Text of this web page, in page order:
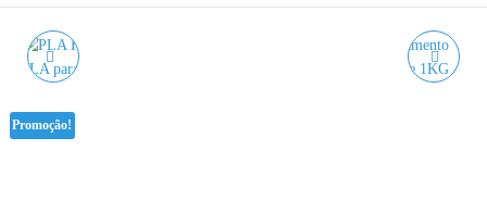
Promoção!